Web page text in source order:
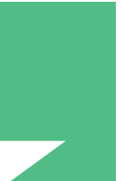
maandelijkse